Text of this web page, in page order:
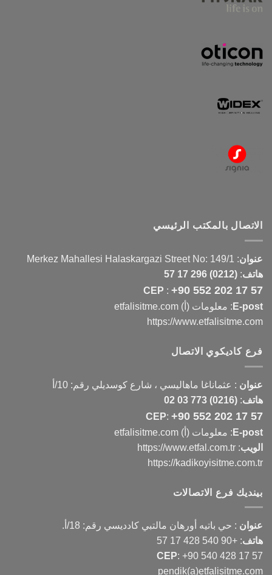
الاتصال بالمكتب الرئيسي
عنوان:
Merkez Mahallesi Halaskargazi Street No: 149/1
هاتف:
(0212) 296 17 57
CEP : +90 552 202 17 57
E-post : معلومات (أ) etfalisitme.com
https://www.etfalisitme.com
فرع كاديكوي الاتصال
عنوان : عثماناغا ماهاليسي ، شارع كوسديلي رقم: 10/أ
هاتف:
(0216) 773 03 02
CEP: +90 552 202 17 57
E-post : معلومات (أ) etfalisitme.com
الويب:
https://www.etfal.com.tr
https://kadikoyisitme.com.tr
بينديك فرع الاتصالات
عنوان : حي باتيه أورهان مالتبي كادديسي رقم: 18/أ.
هاتف:
+90 540 428 17 57
CEP: +90 540 428 17 57
pendik(a)etfalisitme.com